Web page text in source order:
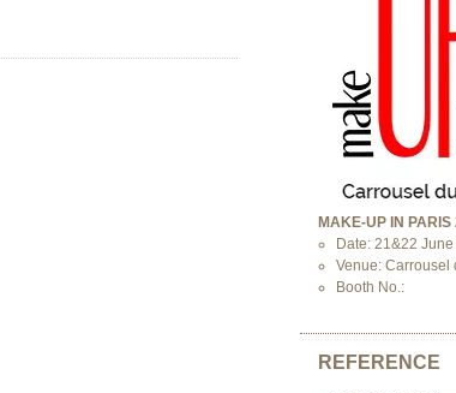
MAKE-UP IN PARIS
Date: 21&22
Venue: Carrousel
Booth No.:
REFERENCE